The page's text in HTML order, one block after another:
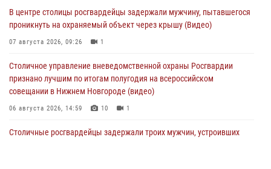
В центре столицы росгвардейцы задержали мужчину, пытавшегося
проникнуть на охраняемый объект через крышу (Видео)
07 августа 2026, 09:26 1
Столичное управление вневедомственной охраны Росгвардии
признано лучшим по итогам полугодия на всероссийском
совещании в Нижнем Новгороде (видео)
06 августа 2026, 14:59 10 1
Столичные росгвардейцы задержали троих мужчин, устроивших